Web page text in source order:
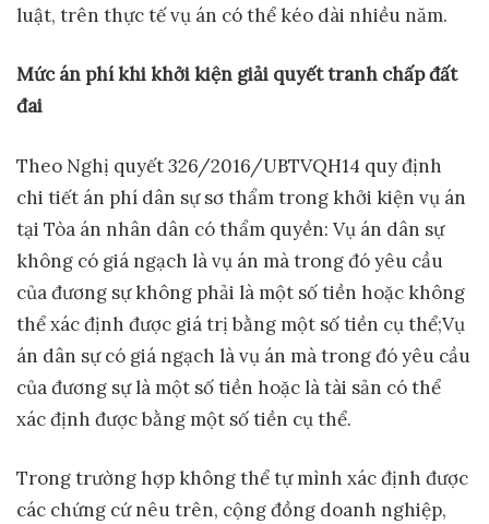
luật, trên thực tế vụ án có thể kéo dài nhiều năm.
Mứcán phí khi khởi kiện giải quyết tranh chấp đất
đai
Theo Nghị quyết 326/2016/UBTVQH14 quy định
chi tiết án phí dân sự sơ thẩm trong khởi kiện vụ án
tại Tòa án nhân dân có thẩm quyền: Vụ án dân sự
không có giá ngạch là vụ án mà trong đó yêu cầu
của đương sự không phải là một số tiền hoặc không
thể xác định được giá trị bằng một số tiền cụ thể;Vụ
án dân sự có giá ngạch là vụ án mà trong đó yêu cầu
của đương sự là một số tiền hoặc là tài sản có thể
xác định được bằng một số tiền cụ thể.
Trong trường hợp không thể tự mình xác định được
các chứng cứ nêu trên, cộng đồng doanh nghiệp,